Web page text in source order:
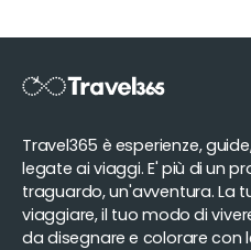
Travel365 è esperienze,
legate ai viaggi. E' più di un
traguardo, un'avventura. La
viaggiare, il tuo modo di
da disegnare e colorare con